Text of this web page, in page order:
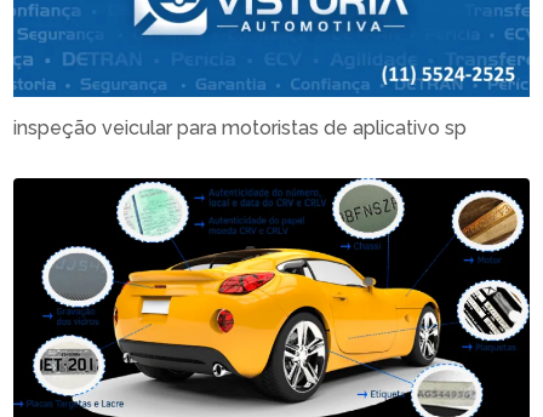
inspeção veicular para motoristas de aplicativo sp